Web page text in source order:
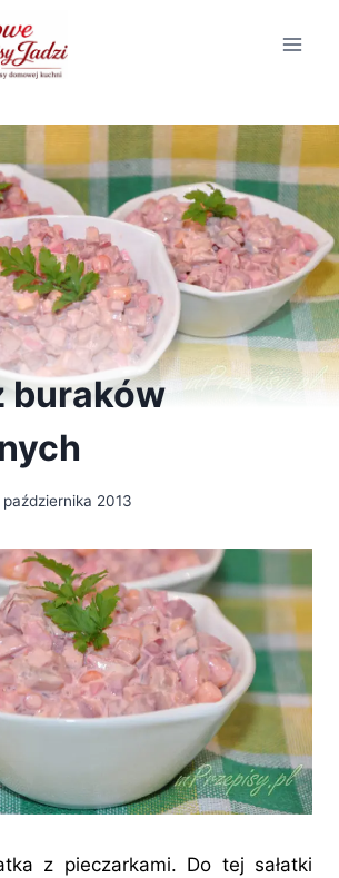
buraków
2013
z pieczarkami. Do tej sałatki